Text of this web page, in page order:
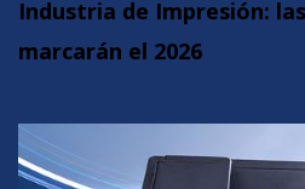
Industria de Impresión:
marcarán el 2026